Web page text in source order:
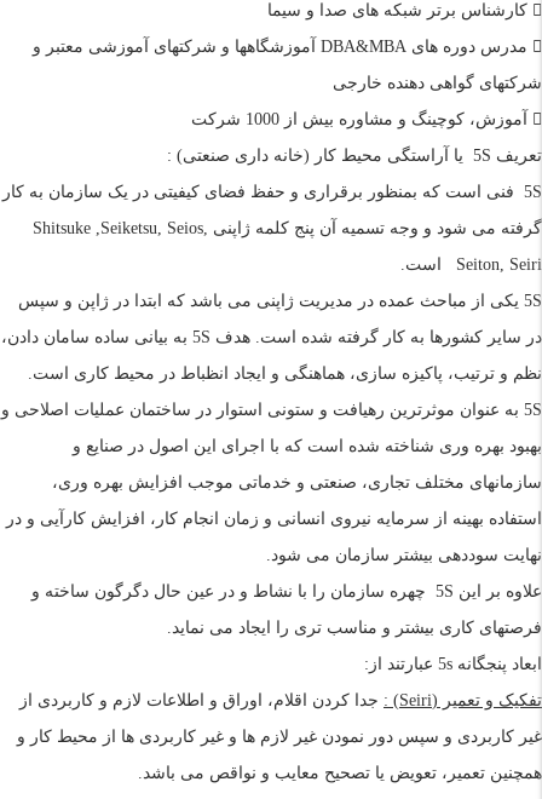
کارشناس برتر شبکه های صدا و سیما
مدرس دوره های DBA&MBA آموزشگاهها و شرکتهای آموزشی معتبر و
شرکتهای گواهی دهنده خارجی
آموزش، کوچینگ و مشاوره بیش از 1000 شرکت
تعریف 5S یا آراستگی محیط کار (خانه داری صنعتی) :
5S فنی است که بمنظور برقراری و حفظ فضای کیفیتی در یک سازمان به کار
گرفته می شود و وجه تسمیه آن پنج کلمه ژاپنی Shitsuke ,Seiketsu, Seios,
Seiton, Seiri است.
5S یکی از مباحث عمده در مدیریت ژاپنی می باشد که ابتدا در ژاپن و سپس
در سایر کشورها به کار گرفته شده است. هدف 5S به بیانی ساده سامان دادن،
نظم و ترتیب، پاکیزه سازی، هماهنگی و ایجاد انظباط در محیط کاری است.
5S به عنوان موثرترین رهیافت و ستونی استوار در ساختمان عملیات اصلاحی و
بهبود بهره وری شناخته شده است که با اجرای این اصول در صنایع و
سازمانهای مختلف تجاری، صنعتی و خدماتی موجب افزایش بهره وری،
استفاده بهینه از سرمایه نیروی انسانی و زمان انجام کار، افزایش کارآیی و در
نهایت سوددهی بیشتر سازمان می شود.
علاوه بر این 5S چهره سازمان را با نشاط و در عین حال دگرگون ساخته و
فرصتهای کاری بیشتر و مناسب تری را ایجاد می نماید.
ابعاد پنجگانه 5s عبارتند از:
تفکیک و تعمیر (Seiri)
: جدا کردن اقلام، اوراق و اطلاعات لازم و کاربردی از
غیر کاربردی و سپس دور نمودن غیر لازم ها و غیر کاربردی ها از محیط کار و
همچنین تعمیر، تعویض یا تصحیح معایب و نواقص می باشد.